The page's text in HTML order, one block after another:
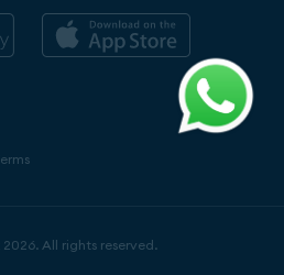
2026. All rights reserved.